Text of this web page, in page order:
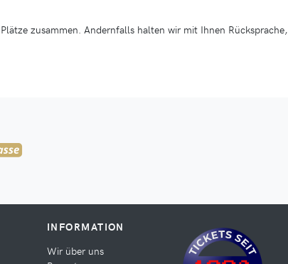
zusammen. Andernfalls halten wir mit Ihnen Rücksprache,
INFORMATION
Wir über uns